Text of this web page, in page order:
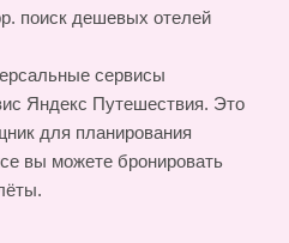
поиск дешевых отелей
сервисы
Яндекс Путешествия. Это
для планирования
вы можете бронировать